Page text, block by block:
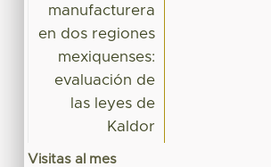
manufacturera
en dos regiones
mexiquenses:
evaluación de
las leyes de
Kaldor
Visitas al mes